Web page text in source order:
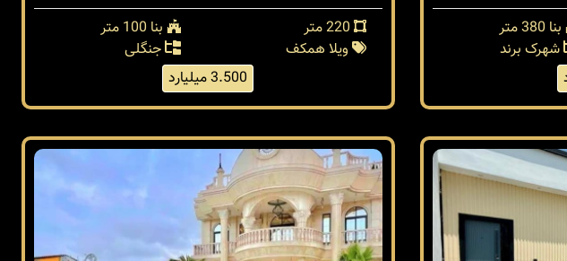
بنا 380 متر
شهرک برند
بنا 100 متر
ویلا همکف
جنگلی
3.500 میلیارد